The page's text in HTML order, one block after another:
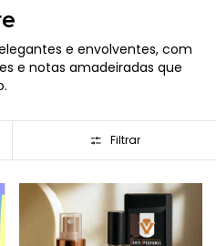
e envolventes, com
e notas amadeiradas que
Filtrar